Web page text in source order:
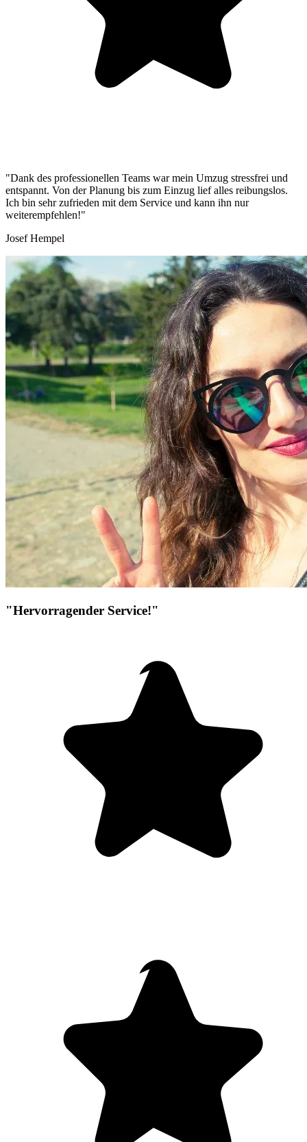
"Dank des professionellen Teams war mein Umzug stressfrei und
entspannt. Von der Planung bis zum Einzug lief alles reibungslos.
Ich bin sehr zufrieden mit dem Service und kann ihn nur
weiterempfehlen!"
Josef Hempel
"Hervorragender Service!"